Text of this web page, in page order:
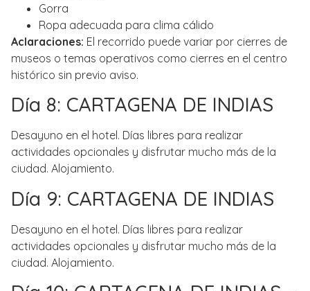
Gorra
Ropa adecuada para clima cálido
Aclaraciones: El recorrido puede variar por cierres de
museos o temas operativos como cierres en el centro
histórico sin previo aviso.
Día 8: CARTAGENA DE INDIAS
Desayuno en el hotel. Días libres para realizar
actividades opcionales y disfrutar mucho más de la
ciudad. Alojamiento.
Día 9: CARTAGENA DE INDIAS
Desayuno en el hotel. Días libres para realizar
actividades opcionales y disfrutar mucho más de la
ciudad. Alojamiento.